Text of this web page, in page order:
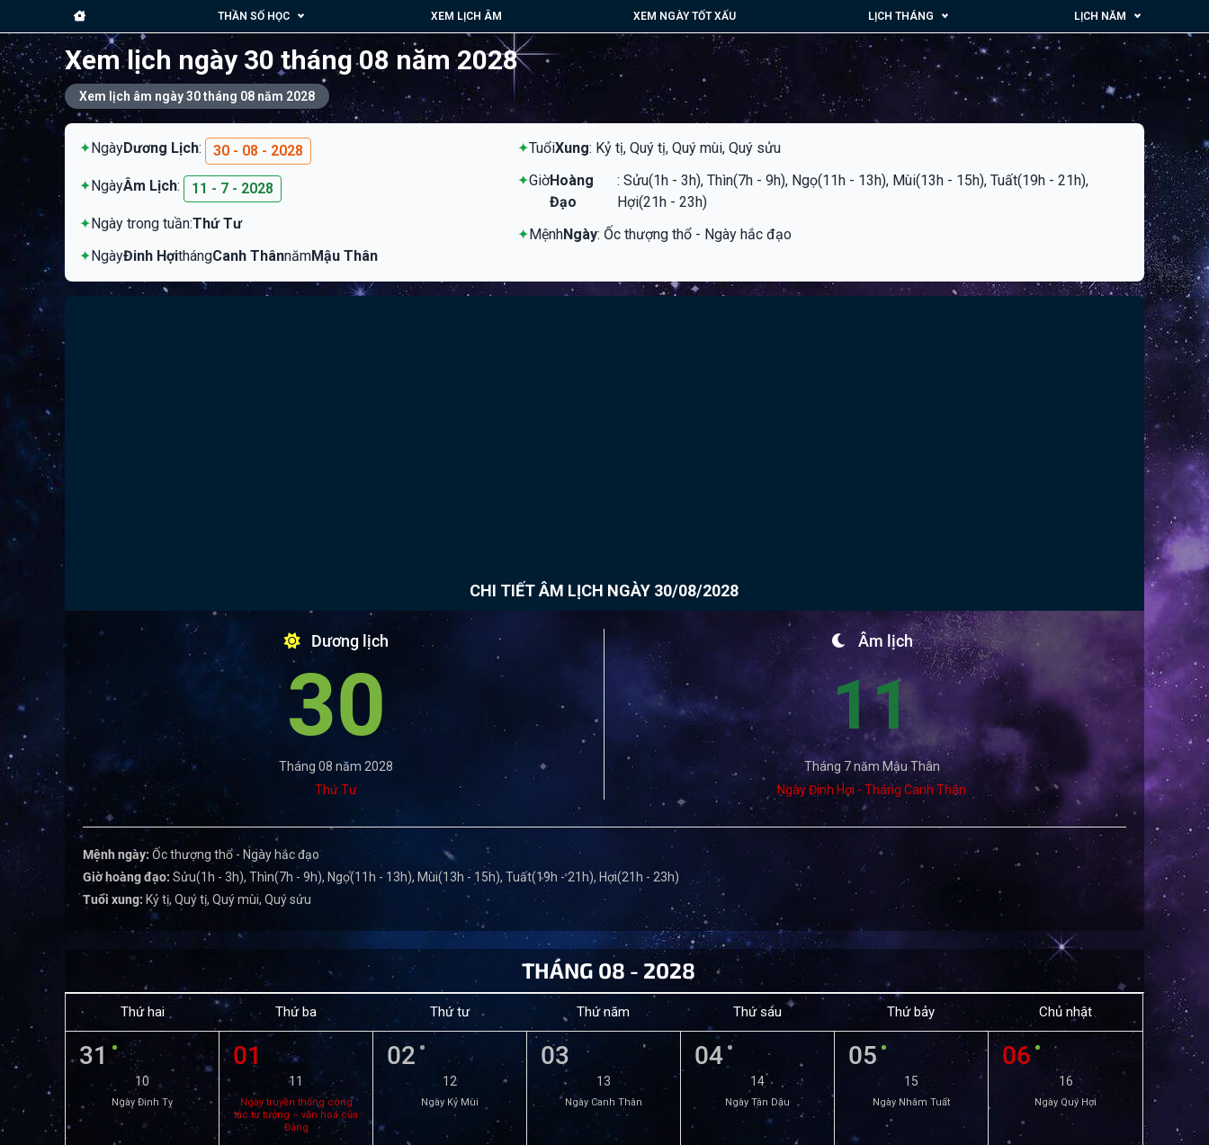
THẦN SỐ HỌC XEM LỊCH ÂM XEM NGÀY TỐT XẤU LỊCH THÁNG LỊCH NĂM
Xem lịch ngày 30 tháng 08 năm 2028
Xem lịch âm ngày 30 tháng 08 năm 2028
✦NgàyDương Lịch: 30 - 08 - 2028
✦NgàyÂm Lịch: 11 - 7 - 2028
✦Ngày trong tuần:Thứ Tư
✦NgàyĐinh HợithángCanh ThânnămMậu Thân
✦TuổiXung: Kỷ tị, Quý tị, Quý mùi, Quý sửu
✦GiờHoàng
Đạo
: Sửu(1h - 3h), Thìn(7h - 9h), Ngọ(11h - 13h), Mùi(13h - 15h), Tuất(19h - 21h),
Hợi(21h - 23h)
✦MệnhNgày: Ốc thượng thổ - Ngày hắc đạo
CHI TIẾT ÂM LỊCH NGÀY 30/08/2028
Dương lịch
30
Tháng 08 năm 2028
Thứ Tư
Âm lịch
11
Tháng 7 năm Mậu Thân
Ngày Đinh Hợi - Tháng Canh Thân
Mệnh ngày: Ốc thượng thổ - Ngày hắc đạo
Giờ hoàng đạo: Sửu(1h - 3h), Thìn(7h - 9h), Ngọ(11h - 13h), Mùi(13h - 15h), Tuất(19h - 21h), Hợi(21h - 23h)
Tuổi xung: Kỷ tị, Quý tị, Quý mùi, Quý sửu
THÁNG 08 - 2028
Thứ hai Thứ ba Thứ tư Thứ năm Thứ sáu Thứ bảy Chủ nhật
31
10
Ngày Đinh Tỵ
01
11
Ngày truyền thống công
tác tư tưởng – văn hoá của
Đảng
02
12
Ngày Kỷ Mùi
03
13
Ngày Canh Thân
04
14
Ngày Tân Dậu
05
15
Ngày Nhâm Tuất
06
16
Ngày Quý Hợi